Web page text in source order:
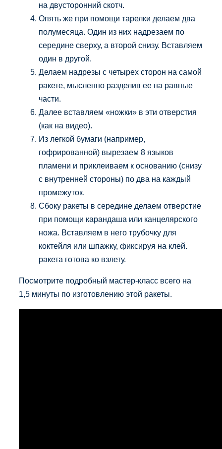
на двусторонний скотч.
Опять же при помощи тарелки делаем два
полумесяца. Один из них надрезаем по
середине сверху, а второй снизу. Вставляем
один в другой.
Делаем надрезы с четырех сторон на самой
ракете, мысленно разделив ее на равные
части.
Далее вставляем «ножки» в эти отверстия
(как на видео).
Из легкой бумаги (например,
гофрированной) вырезаем 8 языков
пламени и приклеиваем к основанию (снизу
с внутренней стороны) по два на каждый
промежуток.
Сбоку ракеты в середине делаем отверстие
при помощи карандаша или канцелярского
ножа. Вставляем в него трубочку для
коктейля или шпажку, фиксируя на клей.
ракета готова ко взлету.
Посмотрите подробный мастер-класс всего на
1,5 минуты по изготовлению этой ракеты.